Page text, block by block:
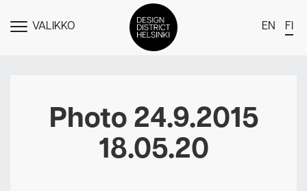
NÄYTÄVALIKKO EN FI
Jäsenet
Tapahtumat
Uutiset
Photo 24.9.2015
18.05.20